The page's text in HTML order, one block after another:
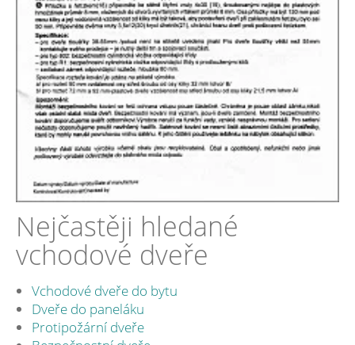
Nejčastěji hledané
vchodové dveře
Vchodové dveře do bytu
Dveře do paneláku
Protipožární dveře